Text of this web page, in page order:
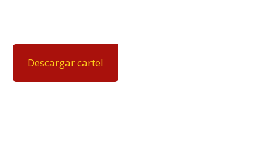
Descargar cartel